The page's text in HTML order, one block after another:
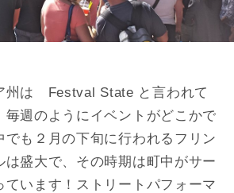
州は Festval State と言われて
毎週のようにイベントがどこかで
でも２月の下旬に行われるフリン
は盛大で、その時期は町中がサー
ています！ストリートパフォーマ